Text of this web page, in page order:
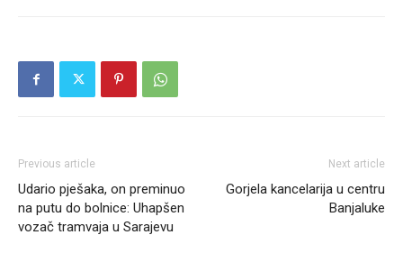
Previous article
Udario pješaka, on preminuo
na putu do bolnice: Uhapšen
vozač tramvaja u Sarajevu
Next article
Gorjela kancelarija u centru
Banjaluke